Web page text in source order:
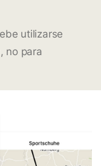
utilizarse
no para